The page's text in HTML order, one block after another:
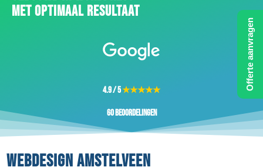
MET OPTIMAAL RESULTAAT
4.9 / 5★★★★★
60 beoordelingen
WEBDESIGN AMSTELVEEN
Offerte aanvragen